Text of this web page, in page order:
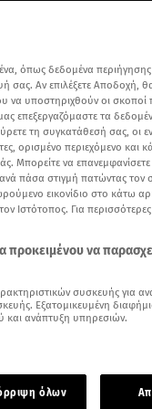
αναζήτησης
στην ελληνική
όπως δεδομένα
σας. Αν επιλέξετε Αποδοχή,
να υποστηριχθούν οι σκοποί
επεξεργαζόμαστε τα
τη συγκατάθεσή σας, οι
ορισμένο περιεχόμενο και
Μπορείτε να
ανά πάσα στιγμή πατώντας τον
εικονίδιο στο κάτω
Ιστότοπος. Για
προκειμένου να
συσκευής για
Εξατομικευμένη
και ανάπτυξη υπηρεσιών.
όλων